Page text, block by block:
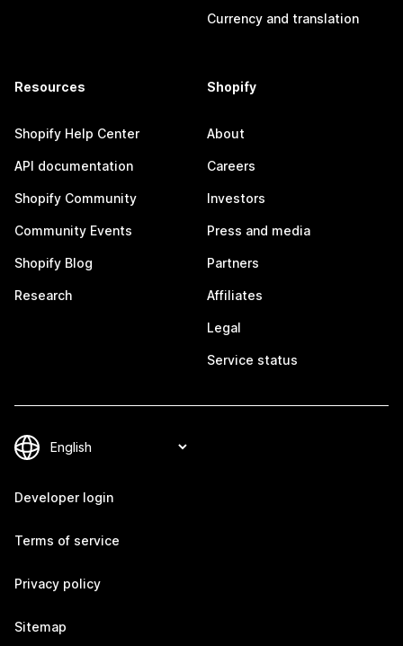
Currency and translation
Resources
Shopify Help Center
API documentation
Shopify Community
Community Events
Shopify Blog
Research
Shopify
About
Careers
Investors
Press and media
Partners
Affiliates
Legal
Service status
Developer login
Terms of service
Privacy policy
Sitemap